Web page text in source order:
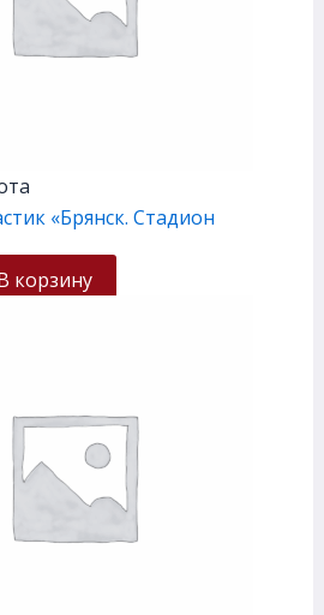
«Брянск. Стадион
корзину